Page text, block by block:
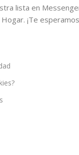
lista en
¡Te